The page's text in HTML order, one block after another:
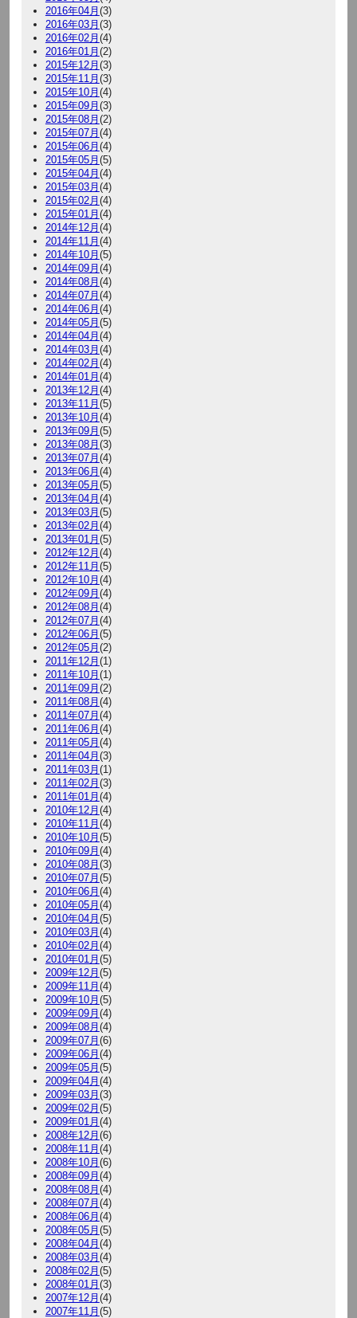
2016年04月 (3)
2016年03月 (3)
2016年02月 (4)
2016年01月 (2)
2015年12月 (3)
2015年11月 (3)
2015年10月 (4)
2015年09月 (3)
2015年08月 (2)
2015年07月 (4)
2015年06月 (4)
2015年05月 (5)
2015年04月 (4)
2015年03月 (4)
2015年02月 (4)
2015年01月 (4)
2014年12月 (4)
2014年11月 (4)
2014年10月 (5)
2014年09月 (4)
2014年08月 (4)
2014年07月 (4)
2014年06月 (4)
2014年05月 (5)
2014年04月 (4)
2014年03月 (4)
2014年02月 (4)
2014年01月 (4)
2013年12月 (4)
2013年11月 (5)
2013年10月 (4)
2013年09月 (5)
2013年08月 (3)
2013年07月 (4)
2013年06月 (4)
2013年05月 (5)
2013年04月 (4)
2013年03月 (5)
2013年02月 (4)
2013年01月 (5)
2012年12月 (4)
2012年11月 (5)
2012年10月 (4)
2012年09月 (4)
2012年08月 (4)
2012年07月 (4)
2012年06月 (5)
2012年05月 (2)
2011年12月 (1)
2011年10月 (1)
2011年09月 (2)
2011年08月 (4)
2011年07月 (4)
2011年06月 (4)
2011年05月 (4)
2011年04月 (3)
2011年03月 (1)
2011年02月 (3)
2011年01月 (4)
2010年12月 (4)
2010年11月 (4)
2010年10月 (5)
2010年09月 (4)
2010年08月 (3)
2010年07月 (5)
2010年06月 (4)
2010年05月 (4)
2010年04月 (5)
2010年03月 (4)
2010年02月 (4)
2010年01月 (5)
2009年12月 (5)
2009年11月 (4)
2009年10月 (5)
2009年09月 (4)
2009年08月 (4)
2009年07月 (6)
2009年06月 (4)
2009年05月 (5)
2009年04月 (4)
2009年03月 (3)
2009年02月 (5)
2009年01月 (4)
2008年12月 (6)
2008年11月 (4)
2008年10月 (6)
2008年09月 (4)
2008年08月 (4)
2008年07月 (4)
2008年06月 (4)
2008年05月 (5)
2008年04月 (4)
2008年03月 (4)
2008年02月 (5)
2008年01月 (3)
2007年12月 (4)
2007年11月 (5)